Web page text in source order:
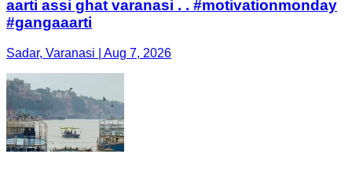
aarti assi ghat varanasi . . #motivationmonday
#gangaaarti
Sadar, Varanasi | Aug 7, 2026